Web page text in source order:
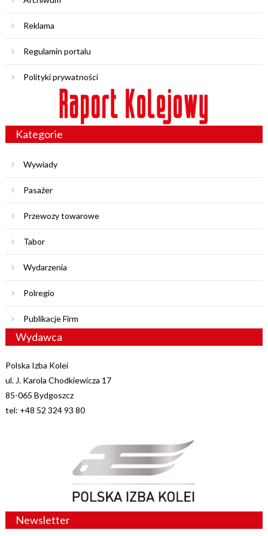
Reklama
Regulamin portalu
Polityki prywatności
Kategorie
Wywiady
Pasażer
Przewozy towarowe
Tabor
Wydarzenia
Polregio
Publikacje Firm
Wydawca
Polska Izba Kolei
ul. J. Karola Chodkiewicza 17
85-065 Bydgoszcz
tel: +48 52 324 93 80
Newsletter